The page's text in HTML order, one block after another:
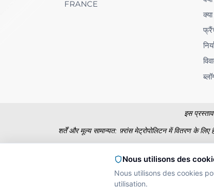
FRANCE
इस
शर्तें और मूल्य सामान्यत: फ़्रांस मेट्रोपोलिटन में वितरण के
मूल रूप में
Nous utilisons des
Nous utilisons des cookies
utilisation.